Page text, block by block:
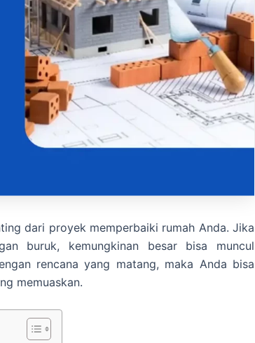
dari proyek memperbaiki rumah Anda. Jika
buruk, kemungkinan besar bisa muncul
rencana yang matang, maka Anda bisa
memuaskan.